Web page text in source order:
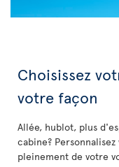
Choisissez
votre façon
Allée, hublot, plus
cabine?
pleinement de votre